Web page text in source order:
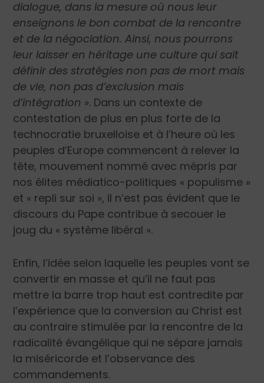
dialogue, dans la mesure où nous leur
enseignons le bon combat de la rencontre
et de la négociation. Ainsi, nous pourrons
leur laisser en héritage une culture qui sait
définir des stratégies non pas de mort mais
de vie, non pas d’exclusion mais
d’intégration ». Dans un contexte de
contestation de plus en plus forte de la
technocratie bruxelloise et à l’heure où les
peuples d’Europe commencent à relever la
tête, mouvement nommé avec mépris par
nos élites médiatico-politiques « populisme »
et « repli sur soi », il n’est pas évident que le
discours du Pape contribue à secouer le
joug du « système libéral ».
Enfin, l’idée selon laquelle les peuples vont se
convertir en masse et qu’il ne faut pas
mettre la barre trop haut est contredite par
l’expérience que la conversion au Christ est
au contraire stimulée par la rencontre de la
radicalité évangélique qui ne sépare jamais
la miséricorde et l’observance des
commandements.